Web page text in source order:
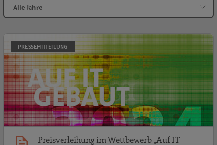
PRESSEMITTEILUNG
Preisverleihung im Wettbewerb „Auf IT